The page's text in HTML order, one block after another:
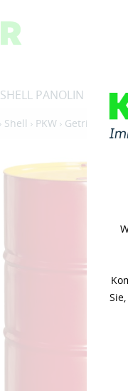
SHELL PANOLIN
Shell PKW Getriebeöle